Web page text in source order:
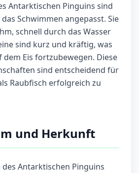
Antarktischen Pinguins sind
Schwimmen angepasst. Sie
schnell durch das Wasser
sind kurz und kräftig, was
dem Eis fortzubewegen. Diese
sind entscheidend für
Raubfisch erfolgreich zu
und Herkunft
Antarktischen Pinguins